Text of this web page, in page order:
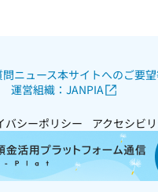
ニュース本サイトへのご要
運営組織：JANPIA
バシーポリシー アクセシビ